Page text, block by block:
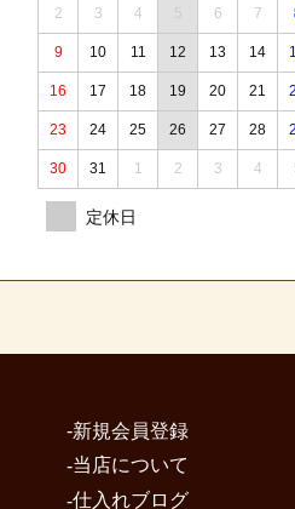
2 3 4 6 7
9 10 11 12 13 14
16 17 18 19 20 21
23 24 25 26 27 28
30 31 1 2 3 4
新規会員登録
当店について
仕入れブログ